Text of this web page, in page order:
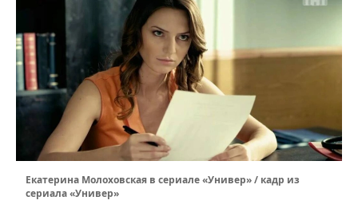
Екатерина Молоховская в сериале «Универ» / кадр из
сериала «Универ»